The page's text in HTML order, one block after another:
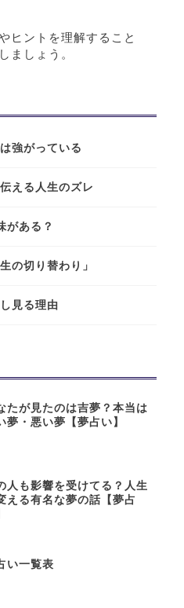
ヒントを理解すること
ましょう。
強がっている
える人生のズレ
がある？
の切り替わり」
見る理由
たが見たのは吉夢？本当は
夢・悪い夢【夢占い】
人も影響を受けてる？人生
える有名な夢の話【夢占
い一覧表